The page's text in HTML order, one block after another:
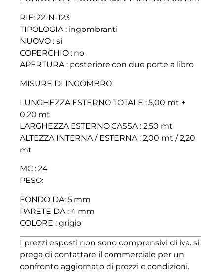
RIF: 22-N-123
TIPOLOGIA : ingombranti
NUOVO : si
COPERCHIO : no
APERTURA : posteriore con due porte a libro
MISURE DI INGOMBRO
LUNGHEZZA ESTERNO TOTALE : 5,00 mt +
0,20 mt
LARGHEZZA ESTERNO CASSA : 2,50 mt
ALTEZZA INTERNA / ESTERNA : 2,00 mt / 2,20
mt
MC : 24
PESO:
FONDO DA: 5 mm
PARETE DA : 4 mm
COLORE : grigio
I prezzi esposti non sono comprensivi di iva. si
prega di contattare il commerciale per un
confronto aggiornato di prezzi e condizioni.